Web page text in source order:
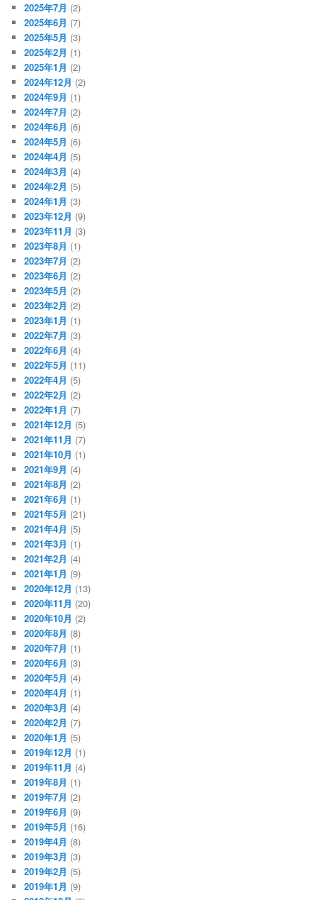
2025年7月 (2)
2025年6月 (7)
2025年5月 (3)
2025年2月 (1)
2025年1月 (2)
2024年12月 (2)
2024年9月 (1)
2024年7月 (2)
2024年6月 (6)
2024年5月 (6)
2024年4月 (5)
2024年3月 (4)
2024年2月 (5)
2024年1月 (3)
2023年12月 (9)
2023年11月 (3)
2023年8月 (1)
2023年7月 (2)
2023年6月 (2)
2023年5月 (2)
2023年2月 (2)
2023年1月 (1)
2022年7月 (3)
2022年6月 (4)
2022年5月 (11)
2022年4月 (5)
2022年2月 (2)
2022年1月 (7)
2021年12月 (5)
2021年11月 (7)
2021年10月 (1)
2021年9月 (4)
2021年8月 (2)
2021年6月 (1)
2021年5月 (21)
2021年4月 (5)
2021年3月 (1)
2021年2月 (4)
2021年1月 (9)
2020年12月 (13)
2020年11月 (20)
2020年10月 (2)
2020年8月 (8)
2020年7月 (1)
2020年6月 (3)
2020年5月 (4)
2020年4月 (1)
2020年3月 (4)
2020年2月 (7)
2020年1月 (5)
2019年12月 (1)
2019年11月 (4)
2019年8月 (1)
2019年7月 (2)
2019年6月 (9)
2019年5月 (16)
2019年4月 (8)
2019年3月 (3)
2019年2月 (5)
2019年1月 (9)